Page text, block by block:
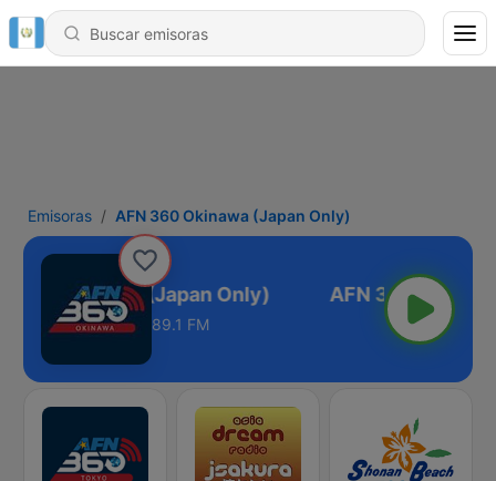
Emisoras AFN 360 Okinawa (Japan Only)
360 Okinawa (Japan Only)
89.1 FM